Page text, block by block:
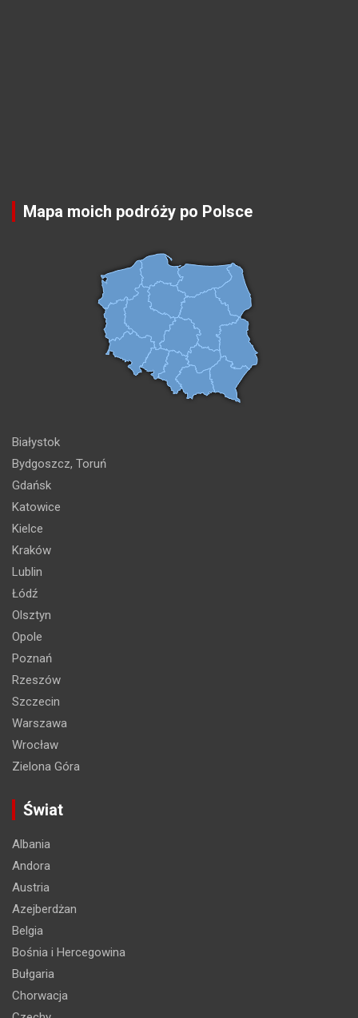
Mapa moich podróży po Polsce
Białystok
Bydgoszcz, Toruń
Gdańsk
Katowice
Kielce
Kraków
Lublin
Łódź
Olsztyn
Opole
Poznań
Rzeszów
Szczecin
Warszawa
Wrocław
Zielona Góra
Świat
Albania
Andora
Austria
Azejberdżan
Belgia
Bośnia i Hercegowina
Bułgaria
Chorwacja